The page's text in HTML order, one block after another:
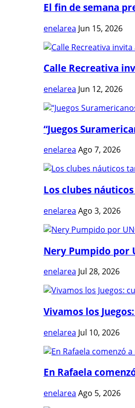
El fin de semana
enelarea Jun 15, 2026
Calle Recreativa
enelarea Jun 12, 2026
“Juegos
enelarea Ago 7, 2026
Los clubes
enelarea Ago 3, 2026
Nery Pumpido por
enelarea Jul 28, 2026
Vivamos los
enelarea Jul 10, 2026
En Rafaela
enelarea Ago 5, 2026